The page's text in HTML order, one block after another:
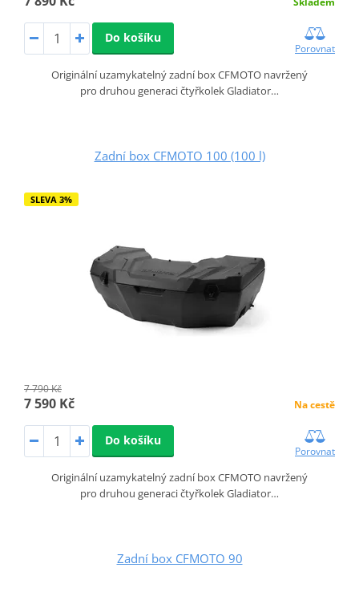
Do košíku
Porovnat
Originální uzamykatelný zadní box CFMOTO navržený
pro druhou generaci čtyřkolek Gladiator…
Zadní box CFMOTO 100 (100 l)
SLEVA 3%
7 790 Kč
7 590 Kč Na cestě
Do košíku
Porovnat
Originální uzamykatelný zadní box CFMOTO navržený
pro druhou generaci čtyřkolek Gladiator…
Zadní box CFMOTO 90